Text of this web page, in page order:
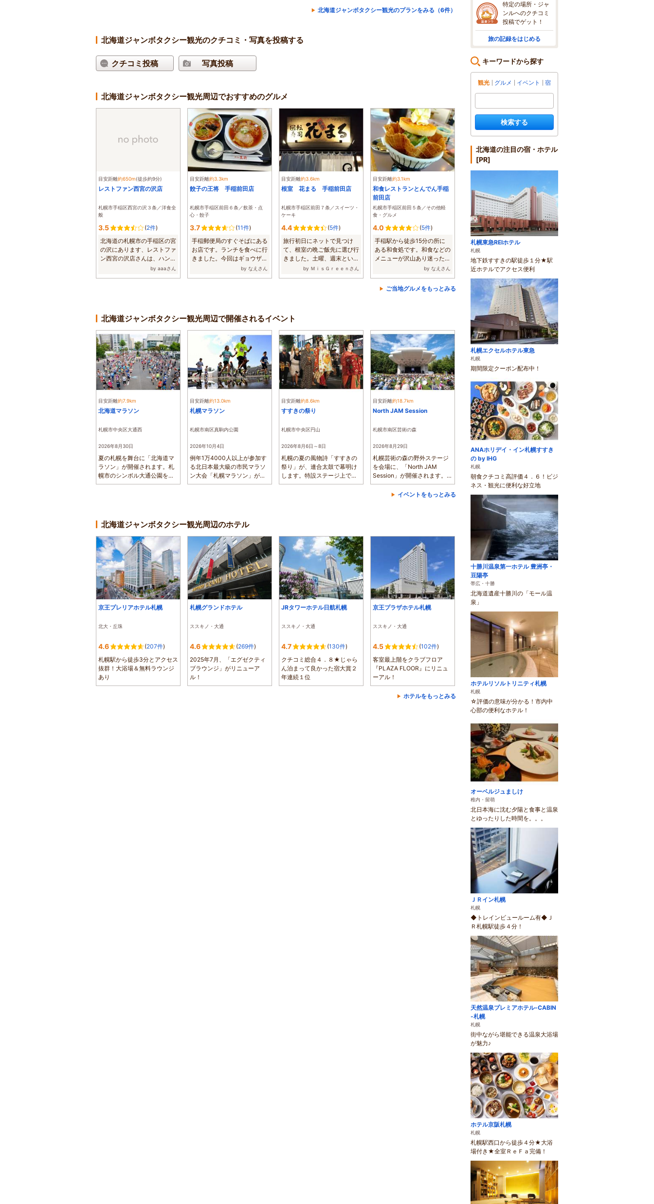
北海道ジャンボタクシー観光のプランをみる（6件）
北海道ジャンボタクシー観光のクチコミ・写真を投稿する
クチコミ投稿 写真投稿
北海道ジャンボタクシー観光周辺でおすすめのグルメ
目安距離約650m(徒歩約9分)
レストファン西宮の沢店
札幌市手稲区西宮の沢３条／洋食全
般
3.5 (2件)
北海道の札幌市の手稲区の宮
の沢にあります、レストファ
ン西宮の沢店さんは、ハンバ
by aaaさん
目安距離約3.3km
餃子の王将 手稲前田店
札幌市手稲区前田６条／飲茶・点
心・餃子
3.7 (11件)
手稲郵便局のすぐそばにある
お店です。ランチを食べに行
きました。今回はギョウザの
by なえさん
目安距離約3.6km
根室 花まる 手稲前田店
札幌市手稲区前田７条／スイーツ・
ケーキ
4.4 (5件)
旅行初日にネットで見つけ
て、根室の晩ご飯先に選び行
きました。土曜、週末という
ことでけっこう...
by ＭｉｓＧｒｅｅｎさん
目安距離約3.1km
和食レストランとんでん手稲
前田店
札幌市手稲区前田５条／その他軽
食・グルメ
4.0 (5件)
手稲駅から徒歩15分の所に
ある和食処です。和食などの
メニューが沢山あり迷った時
by なえさん
ご当地グルメをもっとみる
北海道ジャンボタクシー観光周辺で開催されるイベント
目安距離約7.9km
北海道マラソン
札幌市中央区大通西
2026年8月30日
夏の札幌を舞台に「北海道マ
ラソン」が開催されます。札
幌市のシンボル大通公園をス
タートし、す...
目安距離約13.0km
札幌マラソン
札幌市南区真駒内公園
2026年10月4日
例年1万4000人以上が参加す
る北日本最大級の市民マラソ
ン大会「札幌マラソン」が、
真駒内セキス...
目安距離約8.6km
すすきの祭り
札幌市中央区円山
2026年8月6日～8日
札幌の夏の風物詩「すすきの
祭り」が、連合太鼓で幕明け
します。特設ステージ上では
演目が繰り広...
目安距離約18.7km
North JAM Session
札幌市南区芸術の森
2026年8月29日
札幌芸術の森の野外ステージ
を会場に、「North JAM
Session」が開催されます。開
放的な自然の中...
イベントをもっとみる
北海道ジャンボタクシー観光周辺のホテル
京王プレリアホテル札幌
北大・丘珠
4.6 (207件)
札幌駅から徒歩3分とアクセス
抜群！大浴場＆無料ラウンジ
あり
札幌グランドホテル
ススキノ・大通
4.6 (269件)
2025年7月、「エグゼクティ
ブラウンジ」がリニューア
ル！
JRタワーホテル日航札幌
ススキノ・大通
4.7 (130件)
クチコミ総合４．８★じゃら
ん泊まって良かった宿大賞２
年連続１位
京王プラザホテル札幌
ススキノ・大通
4.5 (102件)
客室最上階をクラブフロア
『PLAZA FLOOR』にリニュ
ーアル！
ホテルをもっとみる
特定の場所・ジャ
ンルへのクチコミ
投稿でゲット！
旅の記録をはじめる
キーワードから探す
観光 グルメ イベント 宿
検索する
北海道の注目の宿・ホテル
[PR]
札幌東急REIホテル
札幌
地下鉄すすきの駅徒歩１分★駅
近ホテルでアクセス便利
札幌エクセルホテル東急
札幌
期間限定クーポン配布中！
ANAホリデイ・イン札幌すすき
の by IHG
札幌
朝食クチコミ高評価４．６！ビジ
ネス・観光に便利な好立地
十勝川温泉第一ホテル 豊洲亭・
豆陽亭
帯広・十勝
北海道遺産十勝川の「モール温
泉」
ホテルリソルトリニティ札幌
札幌
☆評価の意味が分かる！市内中
心部の便利なホテル！
オーベルジュましけ
稚内・留萌
北日本海に沈む夕陽と食事と温泉
とゆったりした時間を。。。
ＪＲイン札幌
札幌
◆トレインビュールーム有◆Ｊ
Ｒ札幌駅徒歩４分！
天然温泉プレミアホテル-CABIN
-札幌
札幌
街中ながら堪能できる温泉大浴場
が魅力♪
ホテル京阪札幌
札幌
札幌駅西口から徒歩４分★大浴
場付き★全室ＲｅＦａ完備！